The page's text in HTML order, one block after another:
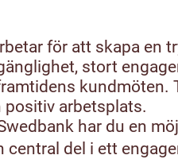
för att skapa en
stort
kundmöten.
positiv arbetsplats.
har du en
central del i ett